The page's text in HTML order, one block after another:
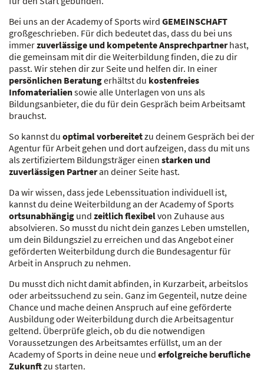
Bei uns an der Academy of Sports wird GEMEINSCHAFT
großgeschrieben. Für dich bedeutet das, dass du bei uns
immerzuverlässige und kompetente Ansprechpartnerhast,
die gemeinsam mit dir die Weiterbildung finden, die zu dir
passt. Wir stehen dir zur Seite und helfen dir. In einer
persönlichen Beratungerhältst du kostenfreies
Infomaterialiensowie alle Unterlagen von uns als
Bildungsanbieter, die du für dein Gespräch beim Arbeitsamt
brauchst.
So kannst du optimal vorbereitetzu deinem Gespräch bei der
Agentur für Arbeit gehen und dort aufzeigen, dass du mit uns
als zertifiziertem Bildungsträger einen starken und
zuverlässigen Partneran deiner Seite hast.
Da wir wissen, dass jede Lebenssituation individuell ist,
kannst du deine Weiterbildung an der Academy of Sports
ortsunabhängig und zeitlich flexibelvon Zuhause aus
absolvieren. So musst du nicht dein ganzes Leben umstellen,
um dein Bildungsziel zu erreichen und das Angebot einer
geförderten Weiterbildung durch die Bundesagentur für
Arbeit in Anspruch zu nehmen.
Du musst dich nicht damit abfinden, in Kurzarbeit, arbeitslos
oder arbeitssuchend zu sein. Ganz im Gegenteil, nutze deine
Chance und mache deinen Anspruch auf eine geförderte
Ausbildung oder Weiterbildung durch die Arbeitsagentur
geltend. Überprüfe gleich, ob du die notwendigen
Voraussetzungen des Arbeitsamtes erfüllst, um an der
Academy of Sports in deine neue und erfolgreiche berufliche
Zukunftzu starten.